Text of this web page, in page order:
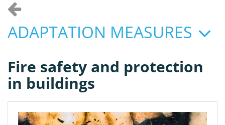
ADAPTATION MEASURES
Fire safety and protection
in buildings